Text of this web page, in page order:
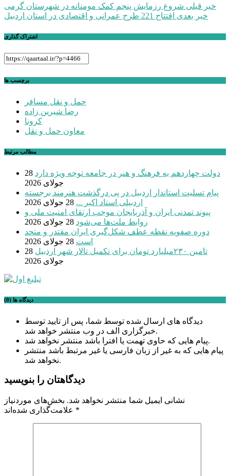
راهبری
نوشته
خبر قبلی شروع رزمایش پنجم کمک مومنانه در شهرستان گرمی
خبر بعدی افتتاح 221 طرح عمرانی و اقتصادی در استان اردبیل
اشتراک گذاری
برچسب ها
حمل و نقل مسافر
رضا شیرین زاده
کرونا
معاون حمل و نقل
مطالب مرتبط
دولت چهاردهم به فرهنگ و هنر در جامعه توجه ویژه دارد 28
جولای 2026
پیام تسلیت استاندار اردبیل در پی درگذشت هنرمند برجسته
اردبیلی استاد اکبر ... 28 جولای 2026
پیوند تمدنی ایران و آذربایجان موجب ارتقای امنیت ملی و
روابط ملت‌ها می‌شود 28 جولای 2026
دوره صفویه نقطه عطف شکل‌گیری ایران مقتدر و متحد
است 28 جولای 2026
تامین ۲۳۰میلیارد تومان برای تکمیل تالار شهر اردبیل
28
جولای 2026
دیدگاه ها (0)
دیدگاه های ارسال شده توسط شما، پس از تایید توسط
خبرگزاری الف در وب منتشر خواهد شد.
پیام هایی که حاوی تهمت یا افترا باشد منتشر نخواهد شد.
پیام هایی که به غیر از زبان فارسی یا غیر مرتبط باشد منتشر
نخواهد شد.
دیدگاهتان را بنویسید
نشانی ایمیل شما منتشر نخواهد شد. بخش‌های موردنیاز
*